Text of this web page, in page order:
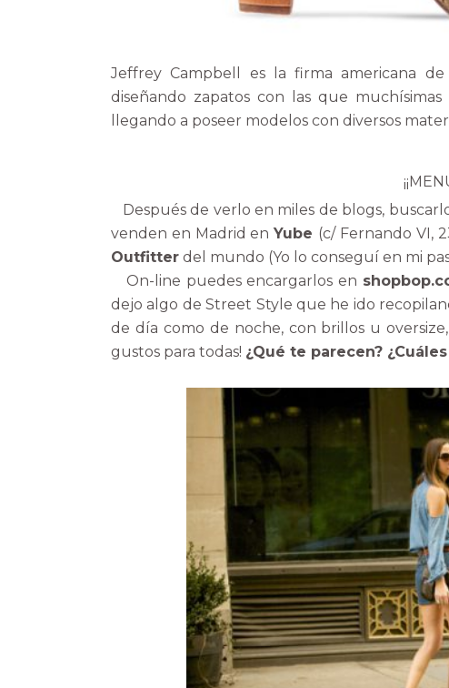
Jeffrey Campbell es la firma americana
diseñando zapatos con las que
llegando a poseer modelos con diversos
Después de verlo en miles de blogs,
venden en Madrid enYube (c/ Fernando VI,
Outfitter del mundo (Yo lo conseguí en mi
On-line puedes encargarlos en
dejo algo de Street Style que he ido
de día como de noche, con brillos u
gustos para todas! ¿Qué te parecen?